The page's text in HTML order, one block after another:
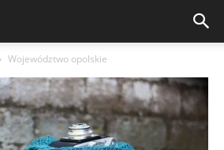
Województwo opolskie